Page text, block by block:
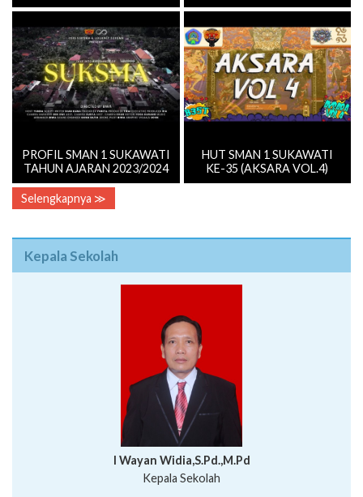
PROFIL SMAN 1 SUKAWATI
TAHUN AJARAN 2023/2024
HUT SMAN 1 SUKAWATI
KE-35 (AKSARA VOL.4)
Selengkapnya ≫
Kepala Sekolah
I Wayan Widia,S.Pd.,M.Pd
Kepala Sekolah